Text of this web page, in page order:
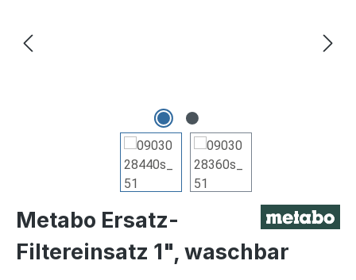
Metabo Ersatz-
Filtereinsatz 1", waschbar